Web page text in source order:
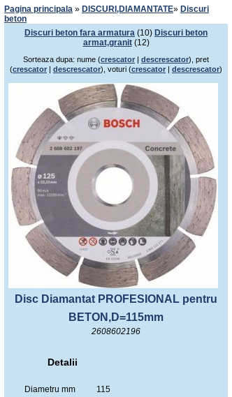
Pagina principala » DISCURI,DIAMANTATE» Discuri
beton
Discuri beton fara armatura (10) Discuri beton
armat,granit(12)
Sorteaza dupa: nume (crescator | descrescator), pret
(crescator | descrescator), voturi (crescator | descrescator)
Disc Diamantat PROFESIONAL pentru
BETON,D=115mm
2608602196
Detalii
Diametru mm 115